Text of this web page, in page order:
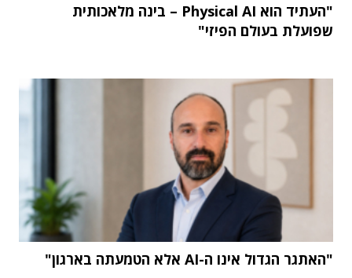
"העתיד הוא Physical AI – בינה מלאכותית
שפועלת בעולם הפיזי"
"האתגר הגדול אינו ה-AI אלא הטמעתה בארגון"